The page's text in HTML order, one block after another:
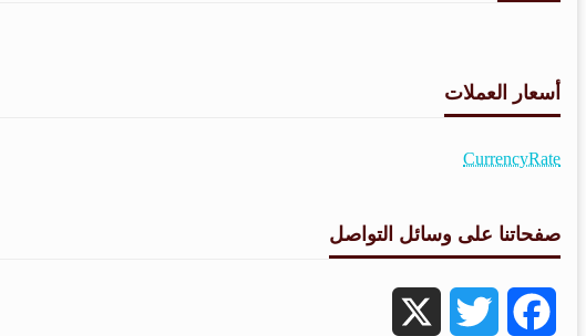
أسعار العملات
CurrencyRate
صفحاتنا على وسائل التواصل
Facebook
Twitter